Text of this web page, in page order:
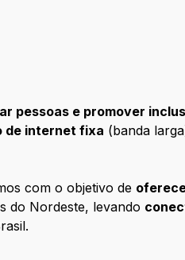
pessoas e promover
de internet fixa (banda
com o objetivo de
do Nordeste, levando